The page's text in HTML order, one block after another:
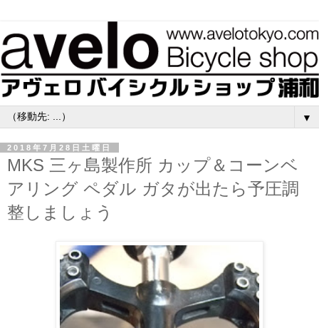
▼
2018年7月28日土曜日
MKS 三ヶ島製作所 カップ＆コーンベ
アリング ペダル ガタが出たら予圧調
整しましょう